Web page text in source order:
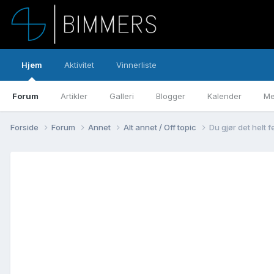
Hjem
Forum Artikler Galleri Blogger Kalender
Aktivitet Vinnerliste
Forside Forum Annet Alt annet / Off topic Du gjør det helt